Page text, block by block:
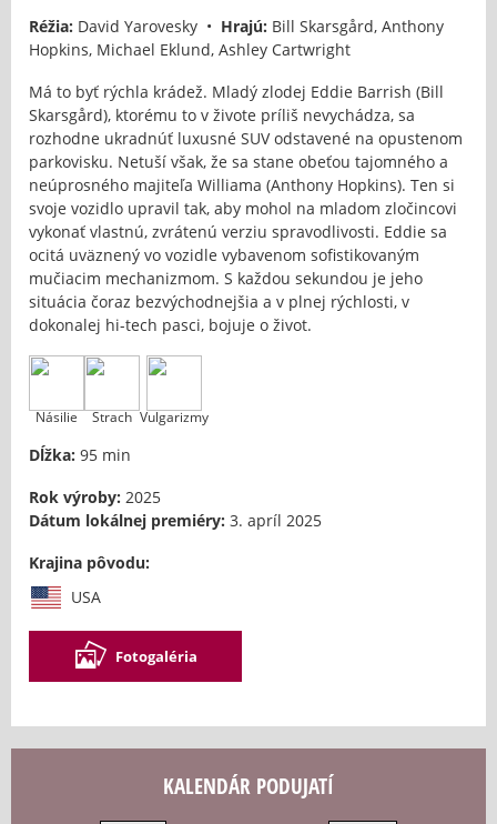
Réžia: David Yarovesky • Hrajú: Bill Skarsgård, Anthony
Hopkins, Michael Eklund, Ashley Cartwright
Má to byť rýchla krádež. Mladý zlodej Eddie Barrish (Bill
Skarsgård), ktorému to v živote príliš nevychádza, sa
rozhodne ukradnúť luxusné SUV odstavené na opustenom
parkovisku. Netuší však, že sa stane obeťou tajomného a
neúprosného majiteľa Williama (Anthony Hopkins). Ten si
svoje vozidlo upravil tak, aby mohol na mladom zločincovi
vykonať vlastnú, zvrátenú verziu spravodlivosti. Eddie sa
ocitá uväznený vo vozidle vybavenom sofistikovaným
mučiacim mechanizmom. S každou sekundou je jeho
situácia čoraz bezvýchodnejšia a v plnej rýchlosti, v
dokonalej hi-tech pasci, bojuje o život.
Násilie Strach Vulgarizmy
Dĺžka: 95 min
Rok výroby: 2025
Dátum lokálnej premiéry: 3. apríl 2025
Krajina pôvodu:
USA
Fotogaléria
KALENDÁR PODUJATÍ